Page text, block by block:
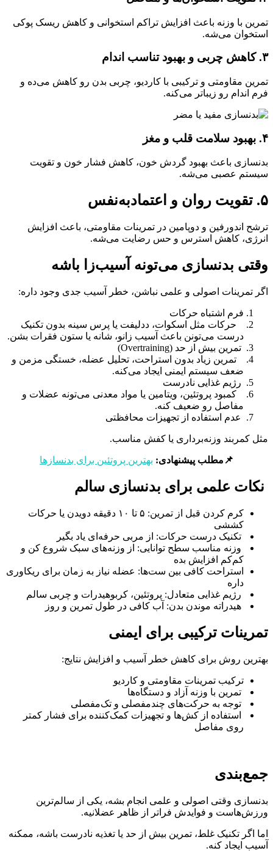
تمرین با وزنه باعث افزایش تراکم استخوانی و کاهش ریسک پوکی
استخوان می‌شه.
۳. کاهش چربی و بهبود تناسب اندام
تمرین مقاومتی و ترکیبی با کاردیو، چربی بدن رو کاهش می‌ده و
فرم اندام رو زیباتر می‌کنه.
۴. بهبود سلامت قلب و مغز
بدنسازی باعث بهبود گردش خون، کاهش فشار خون و تقویت
سیستم عصبی می‌شه.
۵. تقویت روان و اعتمادبه‌نفس
ترشح اندورفین و دوپامین در تمرینات مقاومتی، باعث افزایش
انرژی، کاهش استرس و حس رضایت می‌شه.
وقتی بدنسازی می‌تونه آسیب‌زا باشه
اگر تمرینات اصولی و علمی نباشن، خطر آسیب جدی وجود داره:
فرم اشتباه حرکات
حرکات مثل اسکوات، ددلیفت یا پرس سینه بدون تکنیک
درست می‌تونن باعث آسیب زانو، شانه یا ستون فقرات بشن.
تمرین بیش از حد (Overtraining)
تمرین زیاد بدون استراحت، تحلیل عضله، خستگی مزمن و
ضعف سیستم ایمنی ایجاد می‌کنه.
رژیم غذایی نادرست
کمبود پروتئین، ویتامین یا مواد معدنی می‌تونه عضلات و
مفاصل رو ضعیف کنه.
عدم استفاده از تجهیزات محافظتی
مثل کمربند وزنه‌برداری یا کفش مناسب.
📌مطلب پیشنهادی: بهترین پروتئین برای بدنسازها
نکات علمی برای بدنسازی سالم
كرم کردن قبل از تمرین: ۵ تا ۱۰ دقیقه دویدن یا حرکات
کششی
تکنیک درست حرکات: از مربی حرفه‌ای یاد بگیر
وزنه مناسب سطح توانایی: از وزنه‌های سبک شروع کن و
کم‌کم افزایش بده
استراحت کافی بین ست‌ها: عضله نیاز به زمان برای ریکاوری
داره
رژیم غذایی متعادل: پروتئین، کربوهیدرات و چربی سالم
هیدراته موندن بدن: آب کافی در طول تمرین و روز
تمرینات ترکیبی برای ایمنی
بهترین روش برای کاهش خطر آسیب و افزایش نتایج:
ترکیب تمرینات مقاومتی و کاردیو
تمرین با وزنه آزاد و دستگاه‌ها
توجه به حرکت‌های چندمفصلی و تک‌مفصلی
استفاده از کش‌ها و تجهیزات کمک‌کننده برای فشار کمتر
روی مفاصل
جمع‌بندی
بدنسازی وقتی اصولی و علمی انجام بشه، یکی از سالم‌ترین
ورزش‌هاست و فوایدش فراتر از ظاهر عضلانیه.
اما اگر تکنیک غلط، تمرین بیش از حد یا تغذیه نادرست باشه، ممکنه
آسیب ایجاد کنه.